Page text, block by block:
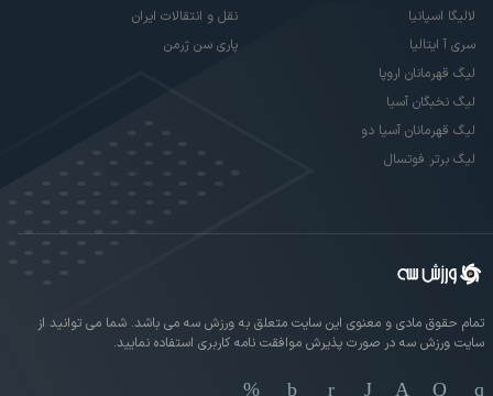
لالیگا اسپانیا
سری آ ایتالیا
لیگ قهرمانان اروپا
لیگ نخبگان آسیا
لیگ قهرمانان آسیا دو
لیگ برتر فوتسال
نقل و انتقالات ایران
پاری سن ژرمن
تمام حقوق مادی و معنوی این سایت متعلق به ورزش سه می باشد. شما می توانید از
سایت ورزش سه در صورت پذیرش موافقت نامه کاربری استفاده نمایید.